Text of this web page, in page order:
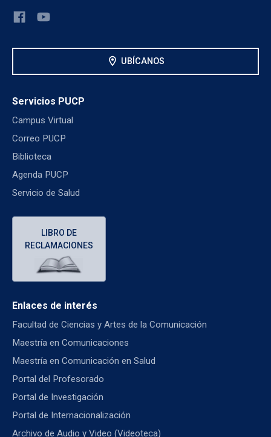
location_on UBÍCANOS
Servicios PUCP
Campus Virtual
Correo PUCP
Biblioteca
Agenda PUCP
Servicio de Salud
LIBRO DE
RECLAMACIONES
Enlaces de interés
Facultad de Ciencias y Artes de la Comunicación
Maestría en Comunicaciones
Maestría en Comunicación en Salud
Portal del Profesorado
Portal de Investigación
Portal de Internacionalización
Archivo de Audio y Video (Videoteca)